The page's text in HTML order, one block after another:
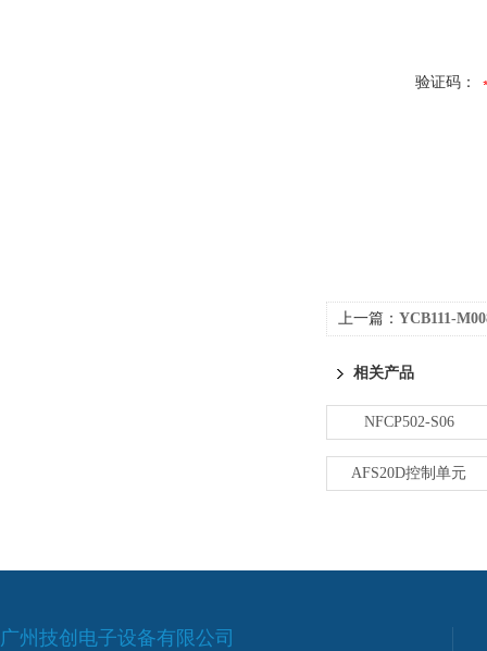
验证码：
上一篇： YCB111-
相关产品
NFCP502-S06
AFS20D控制单元
广州技创电子设备有限公司